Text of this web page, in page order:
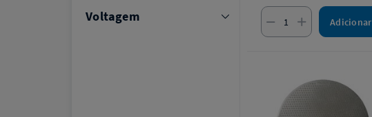
Adicionar
Voltagem